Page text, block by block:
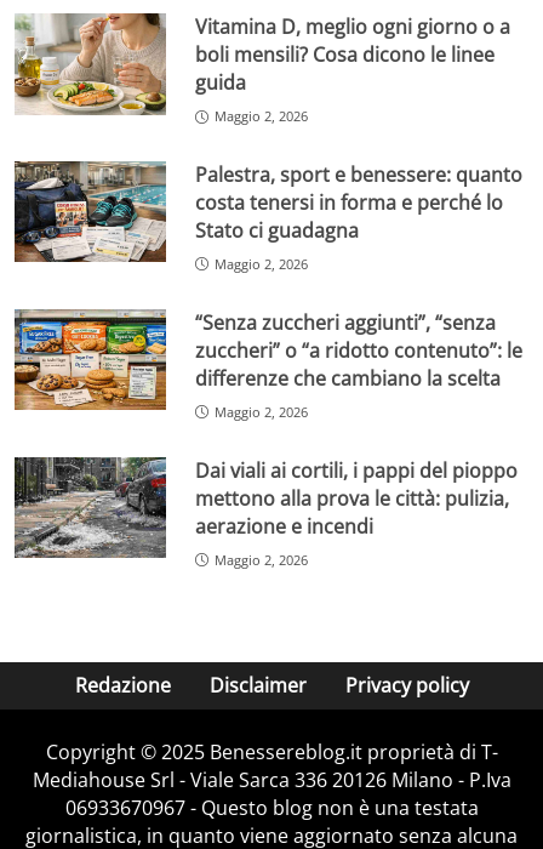
Vitamina D, meglio ogni giorno o a
boli mensili? Cosa dicono le linee
guida
Maggio 2, 2026
Palestra, sport e benessere: quanto
costa tenersi in forma e perché lo
Stato ci guadagna
Maggio 2, 2026
“Senza zuccheri aggiunti”, “senza
zuccheri” o “a ridotto contenuto”: le
differenze che cambiano la scelta
Maggio 2, 2026
Dai viali ai cortili, i pappi del pioppo
mettono alla prova le città: pulizia,
aerazione e incendi
Maggio 2, 2026
Redazione Disclaimer Privacy policy
Copyright © 2025 Benessereblog.it proprietà di T-
Mediahouse Srl - Viale Sarca 336 20126 Milano - P.Iva
06933670967 - Questo blog non è una testata
giornalistica, in quanto viene aggiornato senza alcuna